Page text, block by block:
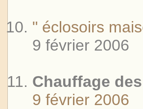
" éclosoirs
9 février 2006
Chauffage
9 février 2006